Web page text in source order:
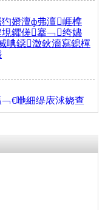
犳嬁澶ф弗澶崕榫
垷鑺傞搴﹁绔嬧
唺鐚澂鈥濇寫鎴樿
﹁€咃細缇庡浗娆查
笢鍗椾簹涓庝腑鍥
€